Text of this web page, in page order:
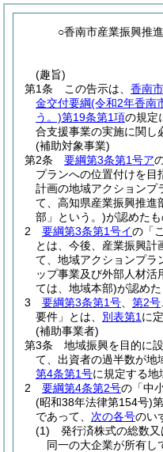
○香南市産業振興推
(趣旨)
第1条
この告示は、 香南
金交付要綱(令和2年香南
う。)第19条第1項の規定
合支援事業の実施に関し
(補助対象事業)
第2条
要綱第3条第1号ア
プランへの位置付けを目
計画の地域アクションプ
て、高知県産業振興推進
部」という。)が認めたも
2
要綱第3条第1号イの「
とは、今後、産業振興計
て、地域アクションプラ
ップ事業及び外部人材
ては、地域本部)が認めた
3
要綱第3条第1号 第2号
要件」とは、 別表第1 に
(補助事業者)
第3条
地域振興を目的に
て、出資者の過半数が地
第4条第1号に規定する地
2
要綱第4条第2号の「中
(昭和38年法律第154号)
であって、 次の各号のい
(1)
発行済株式の総数
同一の大企業が所有し